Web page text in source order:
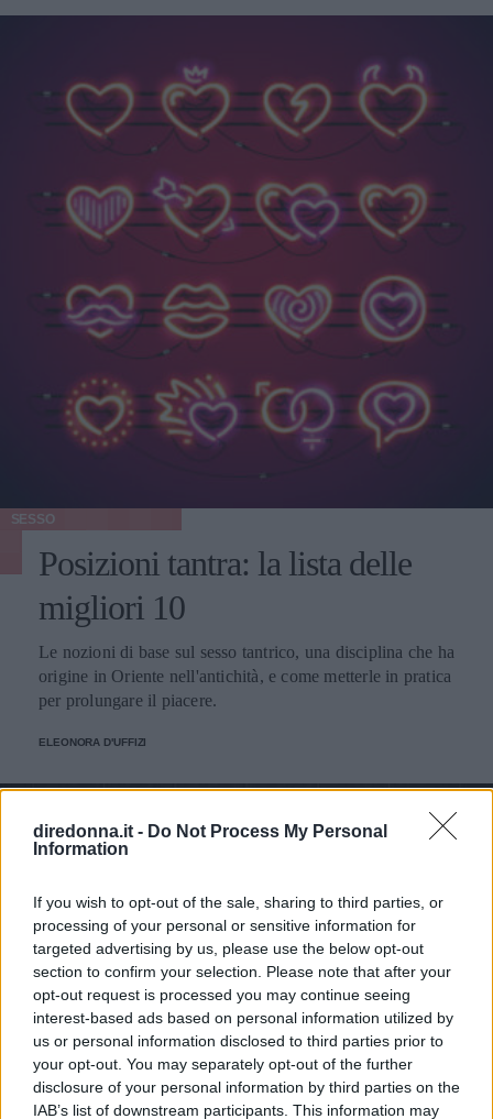
diredonna.it - Do Not Process My Personal
Information
If you wish to opt-out of the sale, sharing to third parties, or
processing of your personal or sensitive information for
targeted advertising by us, please use the below opt-out
section to confirm your selection. Please note that after your
opt-out request is processed you may continue seeing
interest-based ads based on personal information utilized by
us or personal information disclosed to third parties prior to
your opt-out. You may separately opt-out of the further
disclosure of your personal information by third parties on the
IAB’s list of downstream participants. This information may
SESSO
Posizioni tantra: la lista delle
migliori 10
Le nozioni di base sul sesso tantrico, una disciplina che ha
origine in Oriente nell'antichità, e come metterle in pratica
per prolungare il piacere.
ELEONORA D'UFFIZI